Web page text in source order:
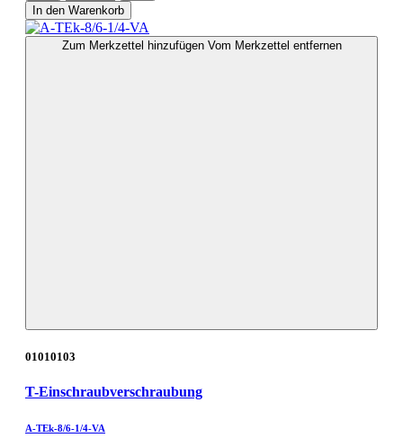
In den Warenkorb
Zum Merkzettel hinzufügen Vom Merkzettel entfernen
01010103
T-Einschraubverschraubung
A-TEk-8/6-1/4-VA